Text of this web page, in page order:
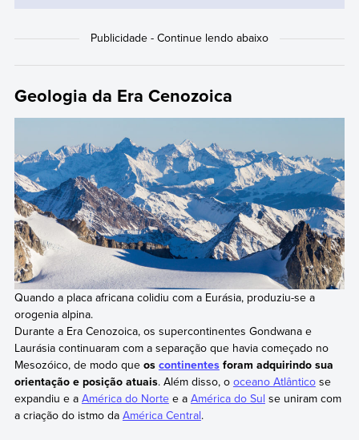
Geologia da Era Cenozoica
Quando a placa africana colidiu com a Eurásia, produziu-se a
orogenia alpina.
Durante a Era Cenozoica, os supercontinentes Gondwana e
Laurásia continuaram com a separação que havia começado no
Mesozóico, de modo que os continentesforam adquirindo sua
orientação e posição atuais. Além disso, o oceano Atlânticose
expandiu e a América do Nortee a América do Sul se uniram com
a criação do istmo da América Central.